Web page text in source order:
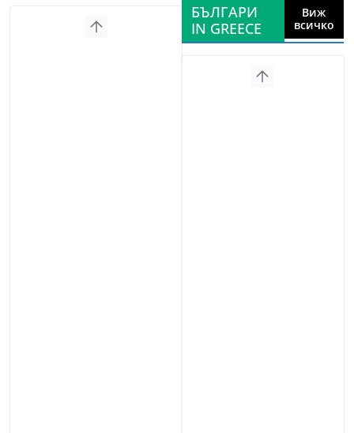
БЪЛГАРИ
IN GREECE
Виж
всичко